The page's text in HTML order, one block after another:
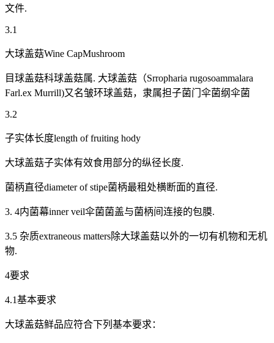
文件.
3.1
大球盖菇Wine CapMushroom
目球盖菇科球盖菇属. 大球盖菇（Srropharia rugosoammalara
Farl.ex Murrill)又名皱环球盖菇，隶属担子菌门伞菌纲伞菌
3.2
子实体长度length of fruiting hody
大球盖菇子实体有效食用部分的纵径长度.
菌柄直径diameter of stipe菌柄最租处横断面的直径.
3. 4内菌幕inner veil伞菌菌盖与菌柄间连接的包膜.
3.5 杂质extraneous matters除大球盖菇以外的一切有机物和无机
物.
4要求
4.1基本要求
大球盖菇鲜品应符合下列基本要求：